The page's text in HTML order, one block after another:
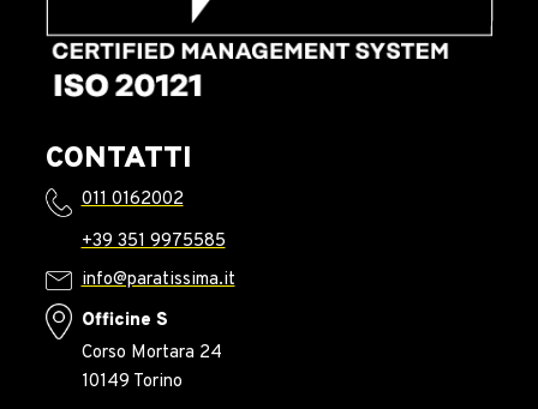
CONTATTI
011 0162002
+39 351 9975585
info@paratissima.it
Officine S
Corso Mortara 24
10149 Torino